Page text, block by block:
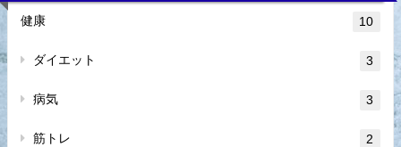
健康 10
ダイエット 3
病気 3
筋トレ 2